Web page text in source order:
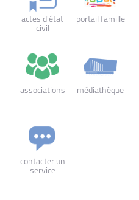
actes d'état
civil
portail famille
associations médiathèque
contacter un
service